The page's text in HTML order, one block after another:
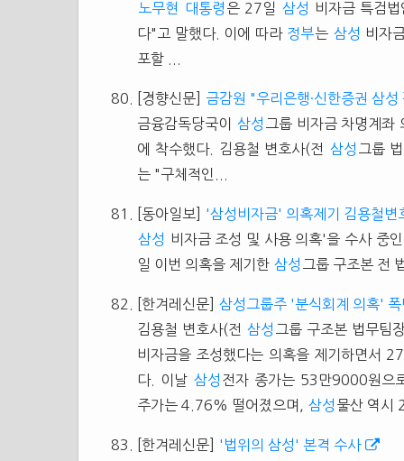
노무현
대통령 은 27일 삼성
비자금 특검
다"고 말했다. 이에 따라 정부는 삼성 비자
포할 ...
[경향신문]
금감원 "우리은행·신한증권 삼
금융감독당국이 삼성 그룹 비자금 차명계좌
에 착수했다. 김용철 변호사(전 삼성 그룹
는 "구체적인...
[동아일보]
'삼성비자금' 의혹제기 김용철변
삼성
비자금 조성 및 사용 의혹'을 수사 중
일 이번 의혹을 제기한 삼성 그룹 구조본 전
[한겨레신문] 삼성그룹주 '분식회계 의혹' 폭
김용철 변호사(전 삼성 그룹 구조본 법무팀
비자금을 조성했다는 의혹을 제기하면서
다. 이날 삼성 전자 종가는 53만9000원으
주가는 4.76% 떨어졌으며, 삼성 물산 역시
[한겨레신문]
'법위의 삼성' 본격 수사